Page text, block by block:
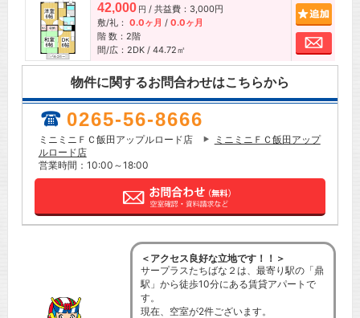
42,000 円 / 共益費：3,000円
敷/礼： 0.0ヶ月 / 0.0ヶ月
階 数：2階
間/広：2DK / 44.72㎡
お問
物件に関するお問合わせはこちらから
0265-56-8666
ミニミニＦＣ飯田アップルロード店
ミニミニＦＣ飯田アップ
ルロード店
営業時間：10:00～18:00
＜アクセス良好な立地です！！＞
サープラスたちばな２は、最寄り駅の「鼎
駅」から徒歩10分にある賃貸アパートで
す。
現在、空室が2件ございます。